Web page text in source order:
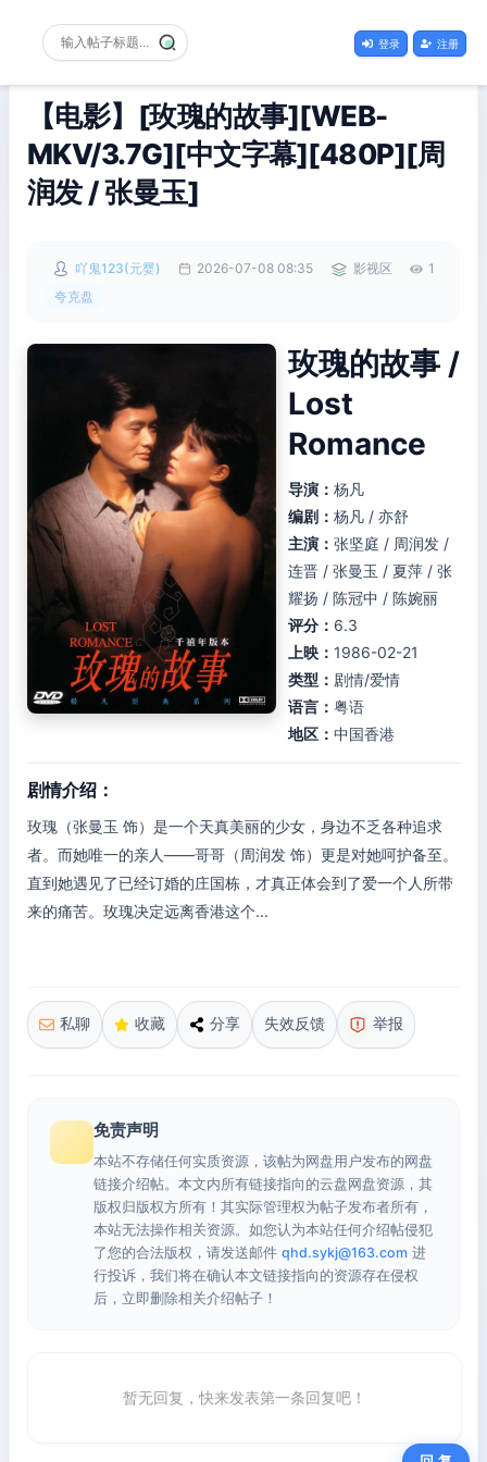
登录 注册
【电影】[玫瑰的故事][WEB-
MKV/3.7G][中文字幕][480P][周
润发 / 张曼玉]
吖鬼123(元婴) 2026-07-08 08:35 影视区
1
夸克盘
玫瑰的故事 /
Lost
Romance
导演： 杨凡
编剧： 杨凡 / 亦舒
主演： 张坚庭 / 周润发 /
连晋 / 张曼玉 / 夏萍 / 张
耀扬 / 陈冠中 / 陈婉丽
评分： 6.3
上映： 1986-02-21
类型： 剧情/爱情
语言： 粤语
地区： 中国香港
剧情介绍：
玫瑰（张曼玉 饰）是一个天真美丽的少女，身边不乏各种追求
者。而她唯一的亲人——哥哥（周润发 饰）更是对她呵护备至。
直到她遇见了已经订婚的庄国栋，才真正体会到了爱一个人所带
来的痛苦。玫瑰决定远离香港这个...
私聊 收藏 分享 失效反馈 举报
免责声明
本站不存储任何实质资源，该帖为网盘用户发布的网盘
链接介绍帖。本文内所有链接指向的云盘网盘资源，其
版权归版权方所有！其实际管理权为帖子发布者所有，
本站无法操作相关资源。如您认为本站任何介绍帖侵犯
了您的合法版权，请发送邮件 qhd.sykj@163.com 进
行投诉，我们将在确认本文链接指向的资源存在侵权
后，立即删除相关介绍帖子！
暂无回复，快来发表第一条回复吧！